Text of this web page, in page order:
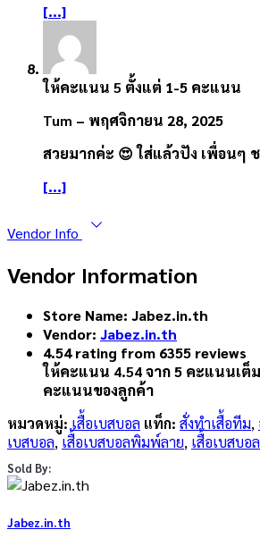
[...]
ให้คะแนน 5 ตั้งแต่ 1-5 คะแนน
Tum – พฤศจิกายน 28, 2025
สวยมากค่ะ 😍 ใส่แล้วปัง เพื่อนๆ
[...]
Vendor Info
Vendor Information
Store Name: Jabez.in.th
Vendor: Jabez.in.th
4.54 rating from 6355 reviews
ให้คะแนน 4.54จาก 5 คะแนนเต็
คะแนนของลูกค้า
หมวดหมู่: เสื้อเบสบอล แท็ก: สั่งทำเสื้อทีม,
เบสบอล, เสื้อเบสบอลพิมพ์ลาย, เสื้อเบสบอ
Sold By:
Jabez.in.th